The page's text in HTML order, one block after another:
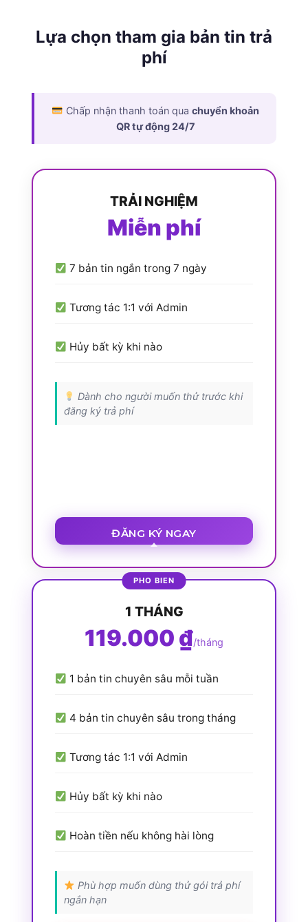
Lựa chọn tham gia bản tin trả
phí
Chấp nhận thanh toán qua chuyển khoản
QR tự động 24/7
TRẢI NGHIỆM
Miễn phí
7 bản tin ngắn trong 7 ngày
Tương tác 1:1 với Admin
Hủy bất kỳ khi nào
Dành cho người muốn thử trước khi
đăng ký trả phí
ĐĂNG KÝ NGAY
1 THÁNG
119.000 ₫/tháng
1 bản tin chuyên sâu mỗi tuần
4 bản tin chuyên sâu trong tháng
Tương tác 1:1 với Admin
Hủy bất kỳ khi nào
Hoàn tiền nếu không hài lòng
Phù hợp muốn dùng thử gói trả phí
ngắn hạn